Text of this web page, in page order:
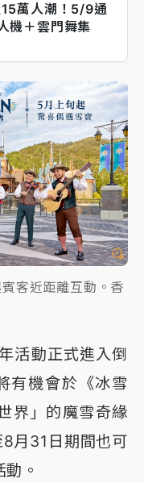
萬人潮！5/9通
機＋雲門舞集
客近距離互動。香
活動正式進入倒
有機會於《冰雪
界」的魔雪奇緣
月31日期間也可
。